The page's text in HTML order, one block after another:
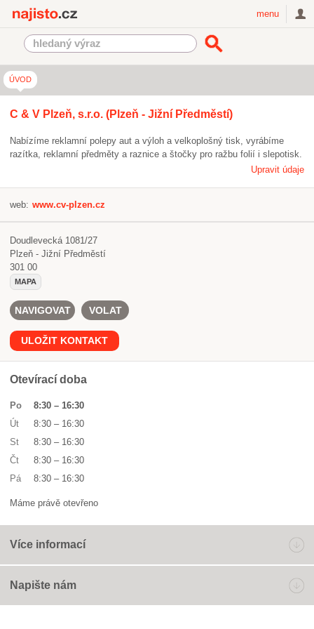
menu
ÚVOD
C & V Plzeň, s.r.o. (Plzeň - Jižní Předměstí)
Nabízíme reklamní polepy aut a výloh a velkoplošný tisk, vyrábíme
razítka, reklamní předměty a raznice a štočky pro ražbu folií i slepotisk.
Upravit údaje
web: www.cv-plzen.cz
Doudlevecká 1081/27
Plzeň - Jižní Předměstí
301 00
MAPA
NAVIGOVAT VOLAT
ULOŽIT KONTAKT
Otevírací doba
Po 8:30 – 16:30
Út
8:30 – 16:30
St
8:30 – 16:30
Čt
8:30 – 16:30
Pá
8:30 – 16:30
Máme právě otevřeno
Více informací
Napište nám